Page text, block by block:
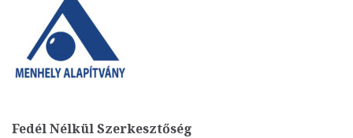
Fedél Nélkül Szerkesztőség